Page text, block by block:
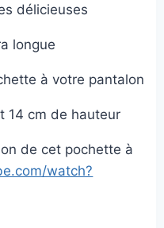
délicieuses
longue
à votre pantalon
14 cm de hauteur
de cet pochette à
watch?